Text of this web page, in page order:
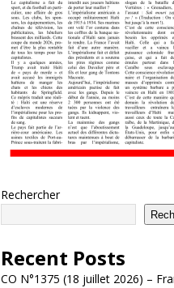
Rechercher
Recent Posts
CO N°1375 (18 juillet 2026) –